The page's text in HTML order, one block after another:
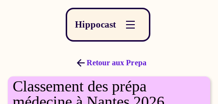
Hippocast
Retour aux Prepa
Classement des prépa